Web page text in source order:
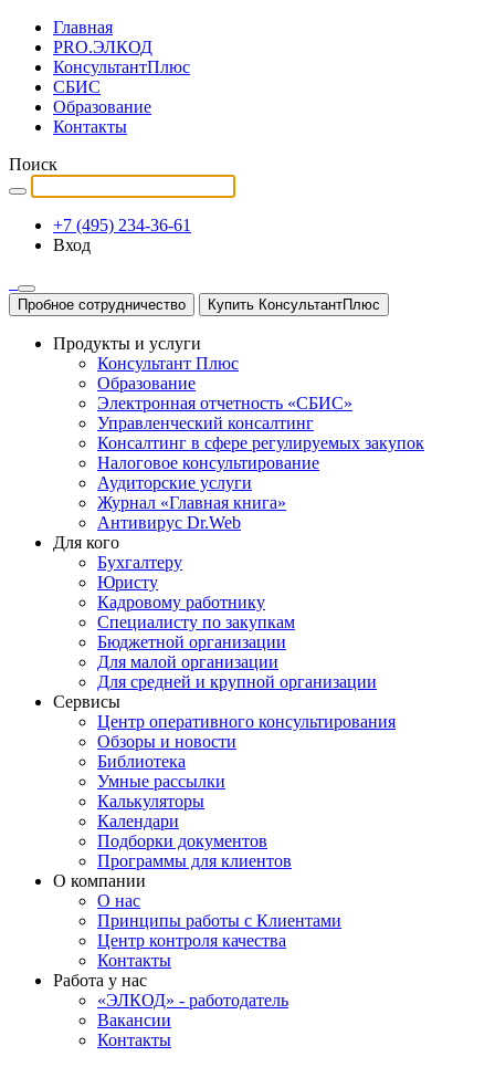
Главная
PRO.ЭЛКОД
КонсультантПлюс
СБИС
Образование
Контакты
Поиск
+7 (495) 234-36-61
Вход
Пробное сотрудничество Купить КонсультантПлюс
Продукты и услуги
Консультант Плюс
Образование
Электронная отчетность «СБИС»
Управленческий консалтинг
Консалтинг в сфере регулируемых закупок
Налоговое консультирование
Аудиторские услуги
Журнал «Главная книга»
Антивирус Dr.Web
Для кого
Бухгалтеру
Юристу
Кадровому работнику
Специалисту по закупкам
Бюджетной организации
Для малой организации
Для средней и крупной организации
Сервисы
Центр оперативного консультирования
Обзоры и новости
Библиотека
Умные рассылки
Калькуляторы
Календари
Подборки документов
Программы для клиентов
О компании
О нас
Принципы работы с Клиентами
Центр контроля качества
Контакты
Работа у нас
«ЭЛКОД» - работодатель
Вакансии
Контакты